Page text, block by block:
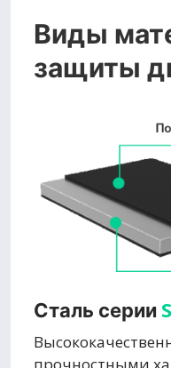
Виды
защиты
Сталь серии